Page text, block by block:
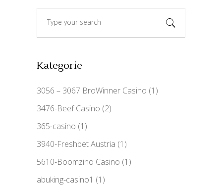
Kategorie
3056 – 3067 BroWinner Casino (1)
3476-Beef Casino (2)
365-casino (1)
3940-Freshbet Austria (1)
5610-Boomzino Casino (1)
abuking-casino1 (1)